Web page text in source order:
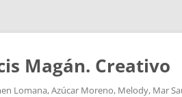
Magán. Creativo
Lomana, Azúcar Moreno, Melody, Mar